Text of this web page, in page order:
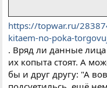
https://topwar.ru/
kitaem-no-poka-
. Вряд ли данные
их копыта стоят. А
бы и друг другу: "А